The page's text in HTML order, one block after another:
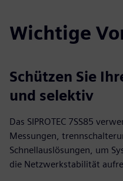
Wichtige
Schützen Sie
und selektiv
Das SIPROTEC 7SS85
Messungen,
Schnellauslösungen, um
die Netzwerkstabilität